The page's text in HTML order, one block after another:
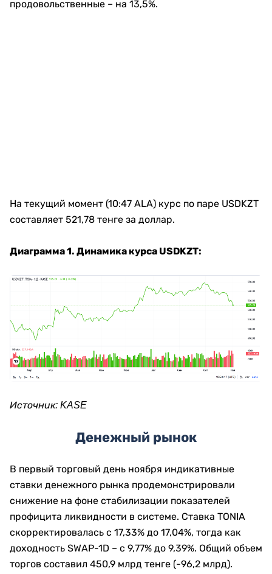
продовольственные – на 13,5%.
На текущий момент (10:47 ALA) курс по паре USDKZT
составляет 521,78 тенге за доллар.
Диаграмма 1. Динамика курса USDKZT:
Источник: KASE
Денежный рынок
В первый торговый день ноября индикативные
ставки денежного рынка продемонстрировали
снижение на фоне стабилизации показателей
профицита ликвидности в системе. Ставка TONIA
скорректировалась с 17,33% до 17,04%, тогда как
доходность SWAP-1D – с 9,77% до 9,39%. Общий объем
торгов составил 450,9 млрд тенге (-96,2 млрд).